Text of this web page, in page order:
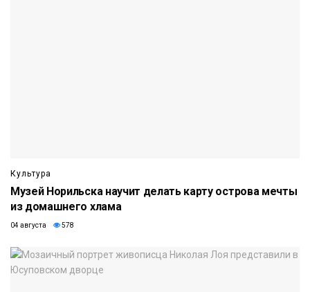
Культура
Музей Норильска научит делать карту острова мечты
из домашнего хлама
04 августа 578